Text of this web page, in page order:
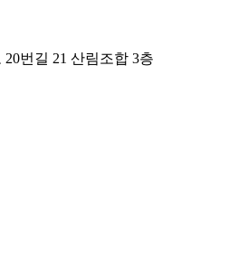
번길 21 산림조합 3층